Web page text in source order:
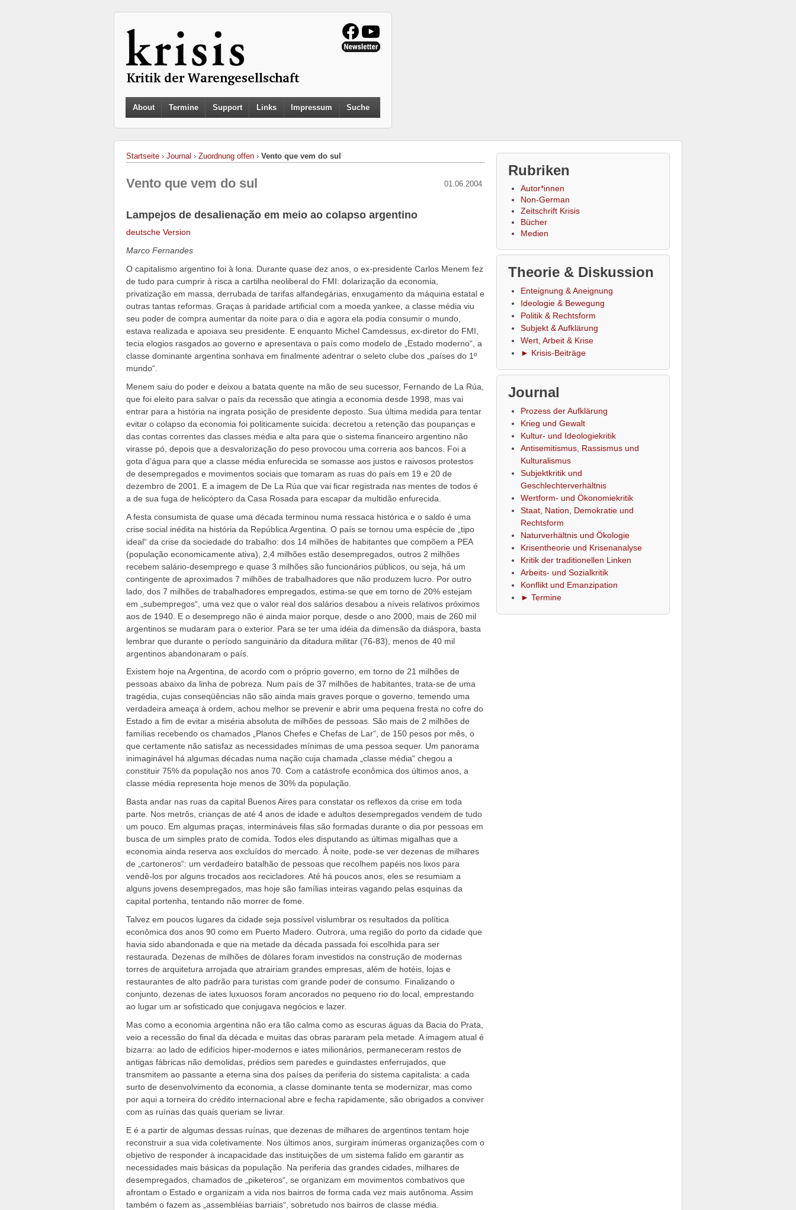
About Termine Support Links Impressum Suche
Startseite › Journal › Zuordnung offen › Vento que vem do sul
01.06.2004
Vento que vem do sul
Lampejos de desalienação em meio ao colapso argentino
deutsche Version
Marco Fernandes
O capitalismo argentino foi à lona. Durante quase dez anos, o ex-presidente Carlos Menem fez
de tudo para cumprir à risca a cartilha neoliberal do FMI: dolarização da economia,
privatização em massa, derrubada de tarifas alfandegárias, enxugamento da máquina estatal e
outras tantas reformas. Graças à paridade artificial com a moeda yankee, a classe média viu
seu poder de compra aumentar da noite para o dia e agora ela podia consumir o mundo,
estava realizada e apoiava seu presidente. E enquanto Michel Camdessus, ex-diretor do FMI,
tecia elogios rasgados ao governo e apresentava o país como modelo de „Estado moderno“, a
classe dominante argentina sonhava em finalmente adentrar o seleto clube dos „países do 1º
mundo“.
Menem saiu do poder e deixou a batata quente na mão de seu sucessor, Fernando de La Rúa,
que foi eleito para salvar o país da recessão que atingia a economia desde 1998, mas vai
entrar para a história na ingrata posição de presidente deposto. Sua última medida para tentar
evitar o colapso da economia foi politicamente suicida: decretou a retenção das poupanças e
das contas correntes das classes média e alta para que o sistema financeiro argentino não
virasse pó, depois que a desvalorização do peso provocou uma correria aos bancos. Foi a
gota d’água para que a classe média enfurecida se somasse aos justos e raivosos protestos
de desempregados e movimentos sociais que tomaram as ruas do país em 19 e 20 de
dezembro de 2001. E a imagem de De La Rúa que vai ficar registrada nas mentes de todos é
a de sua fuga de helicóptero da Casa Rosada para escapar da multidão enfurecida.
A festa consumista de quase uma década terminou numa ressaca histórica e o saldo é uma
crise social inédita na história da República Argentina. O país se tornou uma espécie de „tipo
ideal“ da crise da sociedade do trabalho: dos 14 milhões de habitantes que compõem a PEA
(população economicamente ativa), 2,4 milhões estão desempregados, outros 2 milhões
recebem salário-desemprego e quase 3 milhões são funcionários públicos, ou seja, há um
contingente de aproximados 7 milhões de trabalhadores que não produzem lucro. Por outro
lado, dos 7 milhões de trabalhadores empregados, estima-se que em torno de 20% estejam
em „subempregos“, uma vez que o valor real dos salários desabou a níveis relativos próximos
aos de 1940. E o desemprego não é ainda maior porque, desde o ano 2000, mais de 260 mil
argentinos se mudaram para o exterior. Para se ter uma idéia da dimensão da diáspora, basta
lembrar que durante o período sanguinário da ditadura militar (76-83), menos de 40 mil
argentinos abandonaram o país.
Existem hoje na Argentina, de acordo com o próprio governo, em torno de 21 milhões de
pessoas abaixo da linha de pobreza. Num país de 37 milhões de habitantes, trata-se de uma
tragédia, cujas conseqüências não são ainda mais graves porque o governo, temendo uma
verdadeira ameaça à ordem, achou melhor se prevenir e abrir uma pequena fresta no cofre do
Estado a fim de evitar a miséria absoluta de milhões de pessoas. São mais de 2 milhões de
famílias recebendo os chamados „Planos Chefes e Chefas de Lar“, de 150 pesos por mês, o
que certamente não satisfaz as necessidades mínimas de uma pessoa sequer. Um panorama
inimaginável há algumas décadas numa nação cuja chamada „classe média“ chegou a
constituir 75% da população nos anos 70. Com a catástrofe econômica dos últimos anos, a
classe média representa hoje menos de 30% da população.
Basta andar nas ruas da capital Buenos Aires para constatar os reflexos da crise em toda
parte. Nos metrôs, crianças de até 4 anos de idade e adultos desempregados vendem de tudo
um pouco. Em algumas praças, intermináveis filas são formadas durante o dia por pessoas em
busca de um simples prato de comida. Todos eles disputando as últimas migalhas que a
economia ainda reserva aos excluídos do mercado. À noite, pode-se ver dezenas de milhares
de „cartoneros“: um verdadeiro batalhão de pessoas que recolhem papéis nos lixos para
vendê-los por alguns trocados aos recicladores. Até há poucos anos, eles se resumiam a
alguns jovens desempregados, mas hoje são famílias inteiras vagando pelas esquinas da
capital portenha, tentando não morrer de fome.
Talvez em poucos lugares da cidade seja possível vislumbrar os resultados da política
econômica dos anos 90 como em Puerto Madero. Outrora, uma região do porto da cidade que
havia sido abandonada e que na metade da década passada foi escolhida para ser
restaurada. Dezenas de milhões de dólares foram investidos na construção de modernas
torres de arquitetura arrojada que atrairiam grandes empresas, além de hotéis, lojas e
restaurantes de alto padrão para turistas com grande poder de consumo. Finalizando o
conjunto, dezenas de iates luxuosos foram ancorados no pequeno rio do local, emprestando
ao lugar um ar sofisticado que conjugava negócios e lazer.
Mas como a economia argentina não era tão calma como as escuras águas da Bacia do Prata,
veio a recessão do final da década e muitas das obras pararam pela metade. A imagem atual é
bizarra: ao lado de edifícios hiper-modernos e iates milionários, permaneceram restos de
antigas fábricas não demolidas, prédios sem paredes e guindastes enferrujados, que
transmitem ao passante a eterna sina dos países da periferia do sistema capitalista: a cada
surto de desenvolvimento da economia, a classe dominante tenta se modernizar, mas como
por aqui a torneira do crédito internacional abre e fecha rapidamente, são obrigados a conviver
com as ruínas das quais queriam se livrar.
E é a partir de algumas dessas ruínas, que dezenas de milhares de argentinos tentam hoje
reconstruir a sua vida coletivamente. Nos últimos anos, surgiram inúmeras organizações com o
objetivo de responder à incapacidade das instituições de um sistema falido em garantir as
necessidades mais básicas da população. Na periferia das grandes cidades, milhares de
desempregados, chamados de „piketeros“, se organizam em movimentos combativos que
afrontam o Estado e organizam a vida nos bairros de forma cada vez mais autônoma. Assim
também o fazem as „assembléias barriais“, sobretudo nos bairros de classe média.
Rubriken
Autor*innen
Non-German
Zeitschrift Krisis
Bücher
Medien
Theorie & Diskussion
Enteignung & Aneignung
Ideologie & Bewegung
Politik & Rechtsform
Subjekt & Aufklärung
Wert, Arbeit & Krise
► Krisis-Beiträge
Journal
Prozess der Aufklärung
Krieg und Gewalt
Kultur- und Ideologiekritik
Antisemitismus, Rassismus und
Kulturalismus
Subjektkritik und
Geschlechterverhältnis
Wertform- und Ökonomiekritik
Staat, Nation, Demokratie und
Rechtsform
Naturverhältnis und Ökologie
Krisentheorie und Krisenanalyse
Kritik der traditionellen Linken
Arbeits- und Sozialkritik
Konflikt und Emanzipation
► Termine